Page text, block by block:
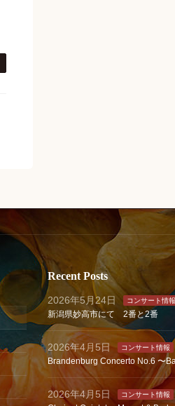
Recent Posts
2026年5月24日 コンサート情報
新潟県妙高市にて 2番と2番
2026年4月5日 コンサート情報
Brandenburg Concerto No.6 〜
2026年4月5日 コンサート情報